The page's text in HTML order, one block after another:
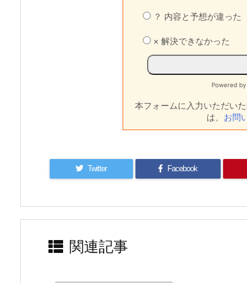
？ 内容と予想が違った
× 解決できなかった
Powered by
本フォームに入力いただい
は、 お問
Twitter Facebook
関連記事